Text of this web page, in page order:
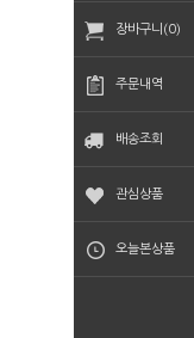
장바구니(0)
주문내역
배송조회
관심상품
오늘본상품